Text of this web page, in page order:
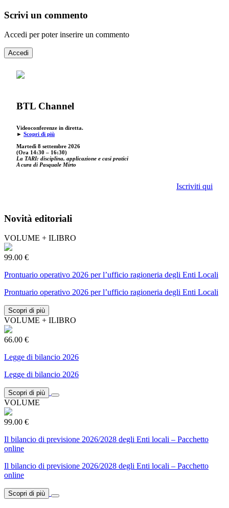
Scrivi un commento
Accedi per poter inserire un commento
Accedi
BTL Channel
Videoconferenze in diretta.
► Scopri di più
Martedì 8 settembre 2026
(Ora 14:30 – 16:30)
La TARI: disciplina, applicazione e casi pratici
A cura di Pasquale Mirto
Iscriviti qui
Novità editoriali
VOLUME + ILIBRO
99.00 €
Prontuario operativo 2026 per l’ufficio ragioneria degli Enti Locali
Prontuario operativo 2026 per l’ufficio ragioneria degli Enti Locali
Scopri di più
VOLUME + ILIBRO
66.00 €
Legge di bilancio 2026
Legge di bilancio 2026
Scopri di più
VOLUME
99.00 €
Il bilancio di previsione 2026/2028 degli Enti locali – Pacchetto
online
Il bilancio di previsione 2026/2028 degli Enti locali – Pacchetto
online
Scopri di più